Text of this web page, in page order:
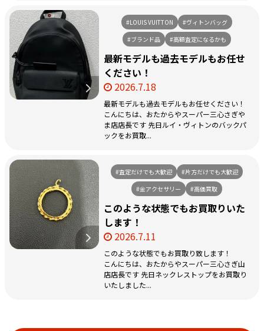
#LOUIS VUITTON
#ヴィトンバッグ
#ブランド品
#高額査定になるかも
最新モデルも過去モデルもお任せ
ください！
2026.7.18
最新モデルも過去モデルもお任せください！
こんにちは、おたからやスーパー三心さぎや
ま店店長です 先日ルイ・ヴィトンのバックパ
ックをお買取...
#査定だけでも大歓迎
#片方だけでも大歓迎
#金アクセサリー
#高価買取
このような状態でもお買取りいた
します！
2026.7.11
このような状態でもお買取り致します！
こんにちは、おたからやスーパー三心さぎ山
店店長です 先日ネックレストップをお買取り
いたしました...